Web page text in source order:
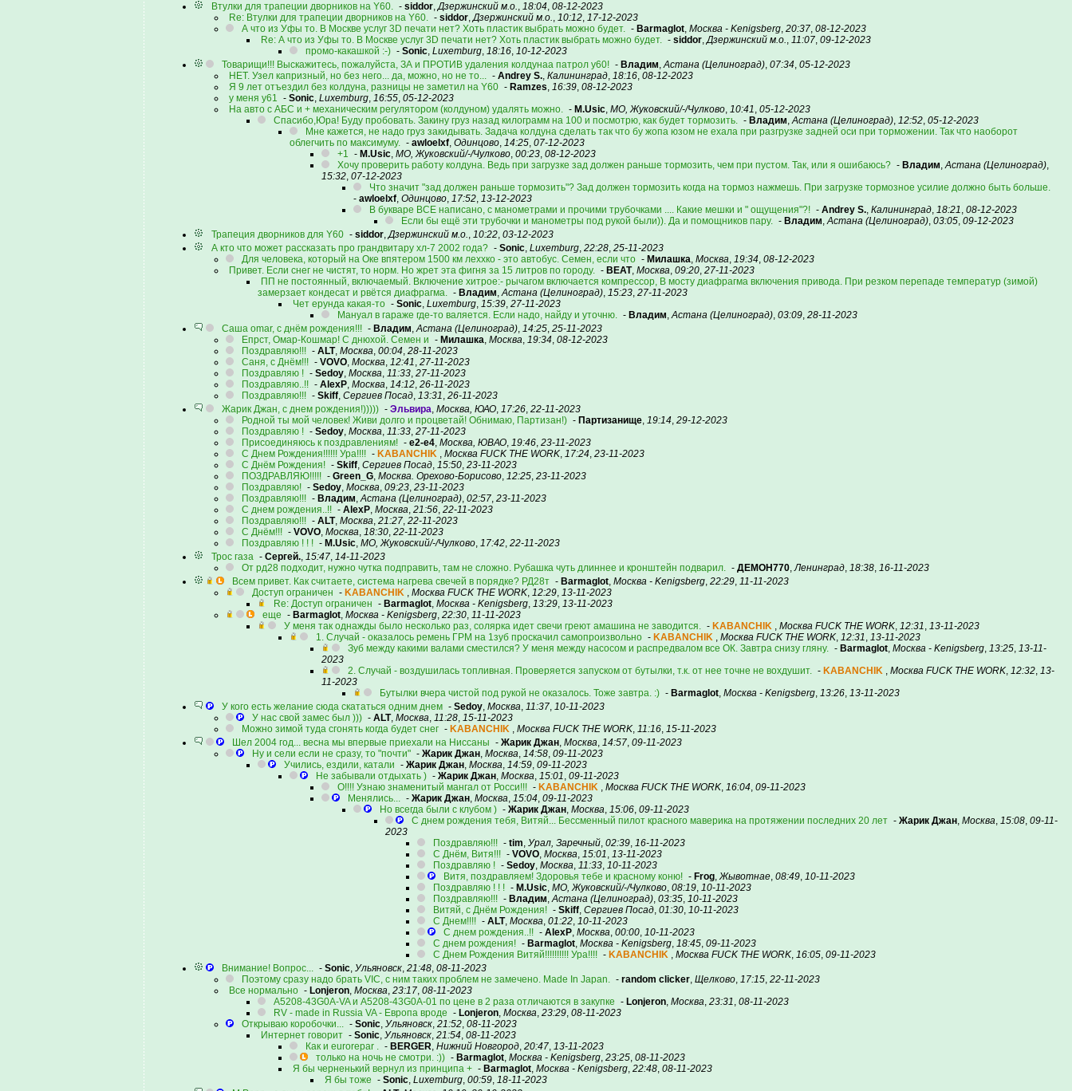
Втулки для трапеции дворников на Y60. - siddor,Дзержинский м.о., 18:04, 08-12-2023
Re: Втулки для трапеции дворников на Y60. - siddor,Дзержинский м.о., 10:12, 17-12-2023
А что из Уфы то. В Москве услуг 3D печати нет? Хоть пластик выбрать можно будет. - Barmaglot, Москва - Kenigsberg, 20:37, 08-12-2023
Re: А что из Уфы то. В Москве услуг 3D печати нет? Хоть пластик выбрать можно будет. - siddor,Дзержинский м.о., 11:07, 09-12-2023
промо-какашкой :-) - Sonic, Luxemburg, 18:16, 10-12-2023
Товарищи!!! Выскажитесь, пожалуйста, ЗА и ПРОТИВ удаления колдунаа патрол у60! - Владим,Астана (Целиноград), 07:34, 05-12-2023
НЕТ. Узел капризный, но без него... да, можно, но не то... - Andrey S., Калининград, 18:16, 08-12-2023
Я 9 лет отъездил без колдуна, разницы не заметил на Y60 - Ramzes, 16:39, 08-12-2023
у меня у61 - Sonic, Luxemburg, 16:55, 05-12-2023
На авто с АБС и + механическим регулятором (колдуном) удалять можно. - M.Usic, МО, Жуковский/-/Чулково, 10:41, 05-12-2023
Спасибо,Юра! Буду пробовать. Закину груз назад килограмм на 100 и посмотрю, как будет тормозить. - Владим,Астана (Целиноград), 12:52, 05-12-2023
Мне кажется, не надо груз закидывать. Задача колдуна сделать так что бу жопа юзом не ехала при разгрузке задней оси при торможении. Так что наоборот
облегчить по максимуму. - awloelxf, Одинцово, 14:25, 07-12-2023
+1 - M.Usic, МО, Жуковский/-/Чулково, 00:23, 08-12-2023
Хочу проверить работу колдуна. Ведь при загрузке зад должен раньше тормозить, чем при пустом. Так, или я ошибаюсь? - Владим,Астана (Целиноград),
15:32, 07-12-2023
Что значит "зад должен раньше тормозить"? Зад должен тормозить когда на тормоз нажмешь. При загрузке тормозное усилие должно быть больше.
- awloelxf, Одинцово, 17:52, 13-12-2023
В букваре ВСЕ написано, с манометрами и прочими трубочками .... Какие мешки и " ощущения"?! - Andrey S., Калининград, 18:21, 08-12-2023
Если бы ещё эти трубочки и манометры под рукой были)). Да и помощников пару. - Владим,Астана (Целиноград), 03:05, 09-12-2023
Трапеция дворников для Y60 - siddor,Дзержинский м.о., 10:22, 03-12-2023
А кто что может рассказать про грандвитару хл-7 2002 года? - Sonic, Luxemburg, 22:28, 25-11-2023
Для человека, который на Оке впятером 1500 км леххко - это автобус. Семен, если что - Милашка, Москва, 19:34, 08-12-2023
Привет. Если снег не чистят, то норм. Но жрет эта фигня за 15 литров по городу. - BEAT, Москва, 09:20, 27-11-2023
ПП не постоянный, включаемый. Включение хитрое:- рычагом включается компрессор, В мосту диафрагма включения привода. При резком перепаде температур (зимой)
замерзает кондесат и рвётся диафрагма. - Владим,Астана (Целиноград), 15:23, 27-11-2023
Чет ерунда какая-то - Sonic, Luxemburg, 15:39, 27-11-2023
Мануал в гараже где-то валяется. Если надо, найду и уточню. - Владим,Астана (Целиноград), 03:09, 28-11-2023
Саша omar, с днём рождения!!! - Владим,Астана (Целиноград), 14:25, 25-11-2023
Епрст, Омар-Кошмар! С днюхой. Семен и - Милашка, Москва, 19:34, 08-12-2023
Поздравляю!!! - ALT, Москва, 00:04, 28-11-2023
Саня, с Днём!!! - VOVO, Москва, 12:41, 27-11-2023
Поздравляю ! - Sedoy, Москва, 11:33, 27-11-2023
Поздравляю..!! - AlexP, Москва, 14:12, 26-11-2023
Поздравляю!!! - Skiff, Сергиев Посад, 13:31, 26-11-2023
Жарик Джан, с днем рождения!))))) - Эльвира, Москва, ЮАО, 17:26, 22-11-2023
Родной ты мой человек! Живи долго и процветай! Обнимаю, Партизан!) - Партизанище, 19:14, 29-12-2023
Поздравляю ! - Sedoy, Москва, 11:33, 27-11-2023
Присоединяюсь к поздравлениям! - e2-e4, Москва, ЮВАО, 19:46, 23-11-2023
С Днем Рождения!!!!!! Ура!!!! - KABANCHIK , Москва FUCK THE WORK, 17:24, 23-11-2023
С Днём Рождения! - Skiff, Сергиев Посад, 15:50, 23-11-2023
ПОЗДРАВЛЯЮ!!!!! - Green_G, Москва. Орехово-Борисово, 12:25, 23-11-2023
Поздравляю! - Sedoy, Москва, 09:23, 23-11-2023
Поздравляю!!! - Владим,Астана (Целиноград), 02:57, 23-11-2023
С днем рождения..!! - AlexP, Москва, 21:56, 22-11-2023
Поздравляю!!! - ALT, Москва, 21:27, 22-11-2023
С Днём!!! - VOVO, Москва, 18:30, 22-11-2023
Поздравляю ! ! ! - M.Usic, МО, Жуковский/-/Чулково, 17:42, 22-11-2023
Трос газа - Сергей., 15:47, 14-11-2023
От рд28 подходит, нужно чутка подправить, там не сложно. Рубашка чуть длиннее и кронштейн подварил. - ДЕМОН770,Ленинград, 18:38, 16-11-2023
Всем привет. Как считаете, система нагрева свечей в порядке? РД28т - Barmaglot, Москва - Kenigsberg, 22:29, 11-11-2023
Доступ ограничен - KABANCHIK , Москва FUCK THE WORK, 12:29, 13-11-2023
Re: Доступ ограничен - Barmaglot, Москва - Kenigsberg, 13:29, 13-11-2023
еще - Barmaglot, Москва - Kenigsberg, 22:30, 11-11-2023
У меня так однажды было несколько раз, солярка идет свечи греют амашина не заводится. - KABANCHIK , Москва FUCK THE WORK, 12:31, 13-11-2023
1. Случай - оказалось ремень ГРМ на 1зуб проскачил самопроизвольно - KABANCHIK , Москва FUCK THE WORK, 12:31, 13-11-2023
Зуб между какими валами сместился? У меня между насосом и распредвалом все ОК. Завтра снизу гляну. - Barmaglot, Москва - Kenigsberg, 13:25, 13-11-
2023
2. Случай - воздушилась топливная. Проверяется запуском от бутылки, т.к. от нее точне не вохдушит. - KABANCHIK , Москва FUCK THE WORK, 12:32, 13-
11-2023
Бутылки вчера чистой под рукой не оказалось. Тоже завтра. :) - Barmaglot, Москва - Kenigsberg, 13:26, 13-11-2023
У кого есть желание сюда скататься одним днем - Sedoy, Москва, 11:37, 10-11-2023
У нас свой замес был ))) - ALT, Москва, 11:28, 15-11-2023
Можно зимой туда сгонять когда будет снег - KABANCHIK , Москва FUCK THE WORK, 11:16, 15-11-2023
Шел 2004 год... весна мы впервые приехали на Ниссаны - Жарик Джан, Москва, 14:57, 09-11-2023
Ну и сели если не сразу, то "почти" - Жарик Джан, Москва, 14:58, 09-11-2023
Учились, ездили, катали - Жарик Джан, Москва, 14:59, 09-11-2023
Не забывали отдыхать ) - Жарик Джан, Москва, 15:01, 09-11-2023
О!!!! Узнаю знаменитый мангал от Росси!!! - KABANCHIK , Москва FUCK THE WORK, 16:04, 09-11-2023
Менялись... - Жарик Джан, Москва, 15:04, 09-11-2023
Но всегда были с клубом ) - Жарик Джан, Москва, 15:06, 09-11-2023
С днем рождения тебя, Витяй... Бессменный пилот красного маверика на протяжении последних 20 лет - Жарик Джан, Москва, 15:08, 09-11-
2023
Поздравляю!!! - tim, Урал, Заречный, 02:39, 16-11-2023
С Днём, Витя!!! - VOVO, Москва, 15:01, 13-11-2023
Поздравляю ! - Sedoy, Москва, 11:33, 10-11-2023
Витя, поздравляем! Здоровья тебе и красному коню! - Frog,Жывотнае, 08:49, 10-11-2023
Поздравляю ! ! ! - M.Usic, МО, Жуковский/-/Чулково, 08:19, 10-11-2023
Поздравляю!!! - Владим,Астана (Целиноград), 03:35, 10-11-2023
Витяй, с Днём Рождения! - Skiff, Сергиев Посад, 01:30, 10-11-2023
С Днем!!!! - ALT, Москва, 01:22, 10-11-2023
С днем рождения..!! - AlexP, Москва, 00:00, 10-11-2023
С днем рождения! - Barmaglot, Москва - Kenigsberg, 18:45, 09-11-2023
С Днем Рождения Витяй!!!!!!!!!! Ура!!!! - KABANCHIK , Москва FUCK THE WORK, 16:05, 09-11-2023
Внимание! Вопрос... - Sonic, Ульяновск, 21:48, 08-11-2023
Поэтому сразу надо брать VIC, с ним таких проблем не замечено. Made In Japan. - random clicker, Щелково, 17:15, 22-11-2023
Все нормально - Lonjeron, Москва, 23:17, 08-11-2023
A5208-43G0A-VA и A5208-43G0A-01 по цене в 2 раза отличаются в закупке - Lonjeron, Москва, 23:31, 08-11-2023
RV - made in Russia VA - Европа вроде - Lonjeron, Москва, 23:29, 08-11-2023
Открываю коробочки... - Sonic, Ульяновск, 21:52, 08-11-2023
Интернет говорит - Sonic, Ульяновск, 21:54, 08-11-2023
Как и eurorepar . - BERGER, Нижний Новгород, 20:47, 13-11-2023
только на ночь не смотри. :)) - Barmaglot, Москва - Kenigsberg, 23:25, 08-11-2023
Я бы черненький вернул из принципа + - Barmaglot, Москва - Kenigsberg, 22:48, 08-11-2023
Я бы тоже - Sonic, Luxemburg, 00:59, 18-11-2023